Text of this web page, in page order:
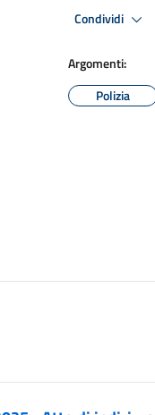
Condividi
Argomenti:
Polizia